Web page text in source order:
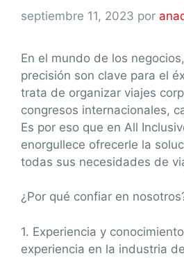
septiembre 11, 2023 por
En el mundo de los
precisión son clave para el
trata de organizar viajes
congresos internacionales,
Es por eso que en All
enorgullece ofrecerle la
todas sus necesidades de
¿Por qué confiar en
1. Experiencia y
experiencia en la industria